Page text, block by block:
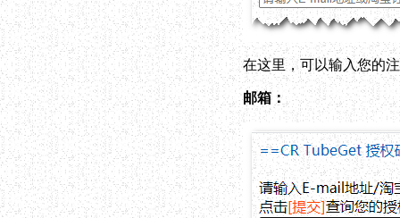
在这里，可以输入您的
邮箱：